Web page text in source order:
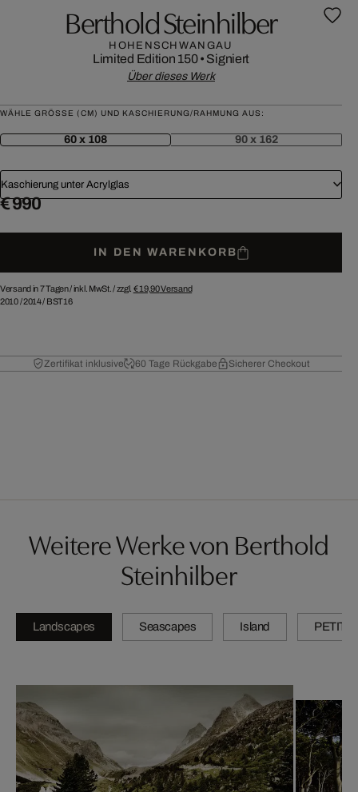
Berthold Steinhilber
HOHENSCHWANGAU
Limited Edition 150• Signiert
Über dieses Werk
WÄHLE GRÖSSE (CM) UND KASCHIERUNG/RAHMUNG AUS:
60 x 108 90 x 162
Kaschierung unter Acrylglas
€ 990
IN DEN WARENKORB
Versand in 7 Tagen /inkl. MwSt. / zzgl. € 19,90Versand
2010/2014/ BST16
Zertifikat inklusive 60 Tage Rückgabe Sicherer Checkout
Weitere Werke von Berthold
Steinhilber
Landscapes Seascapes Island